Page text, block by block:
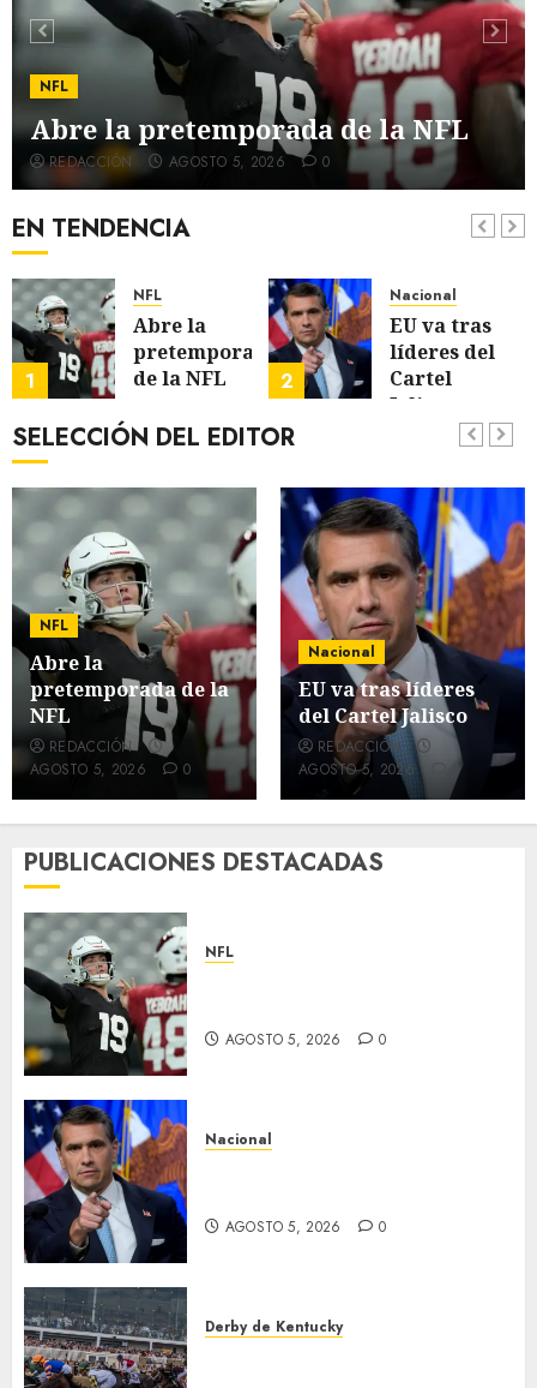
NFL
Abre la pretemporada de la NFL
REDACCIÓN AGOSTO 5, 2026 0
EN TENDENCIA
de Golf
1
NFL
Abre la
pretemporada
de la NFL
AGOSTO 5, 2026
2
Nacional
EU va tras
líderes del
Cartel
Jalisco
SELECCIÓN DEL EDITOR
NFL
Abre la
pretemporada de la
NFL
REDACCIÓN
AGOSTO 5, 2026
0
Nacional
EU va tras líderes
del Cartel Jalisco
REDACCIÓN
AGOSTO 5, 2026
0
PUBLICACIONES DESTACADAS
NFL
AGOSTO 5, 2026 0
Nacional
AGOSTO 5, 2026 0
Derby de Kentucky